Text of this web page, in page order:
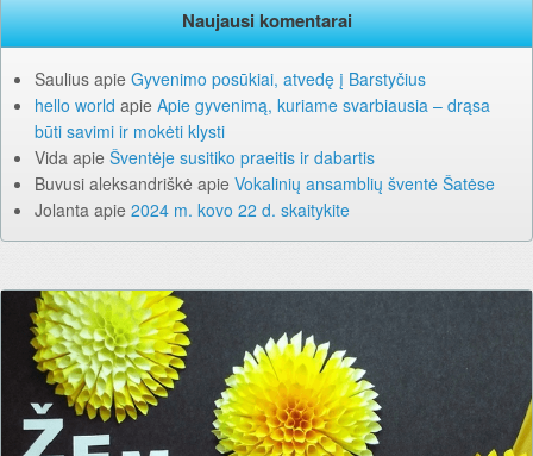
Naujausi komentarai
Saulius apie Gyvenimo posūkiai, atvedę į Barstyčius
hello world apie Apie gyvenimą, kuriame svarbiausia – drąsa
būti savimi ir mokėti klysti
Vida apie Šventėje susitiko praeitis ir dabartis
Buvusi aleksandriškė apie Vokalinių ansamblių šventė Šatėse
Jolanta apie 2024 m. kovo 22 d. skaitykite